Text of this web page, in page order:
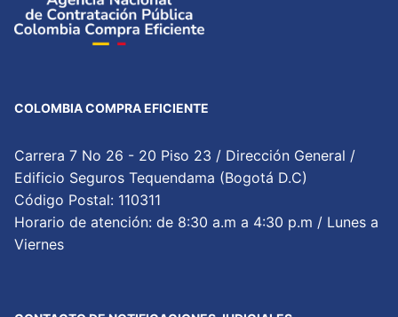
COLOMBIA COMPRA EFICIENTE
Carrera 7 No 26 - 20 Piso 23 / Dirección General /
Edificio Seguros Tequendama (Bogotá D.C)
Código Postal: 110311
Horario de atención: de 8:30 a.m a 4:30 p.m / Lunes a
Viernes